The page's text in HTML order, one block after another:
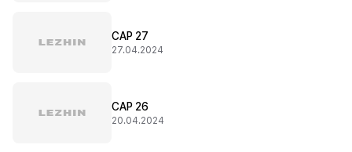
CAP 27
27.04.2024
CAP 26
20.04.2024